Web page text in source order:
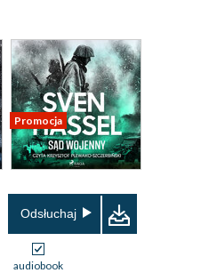
Promocja
Odsłuchaj
audiobook